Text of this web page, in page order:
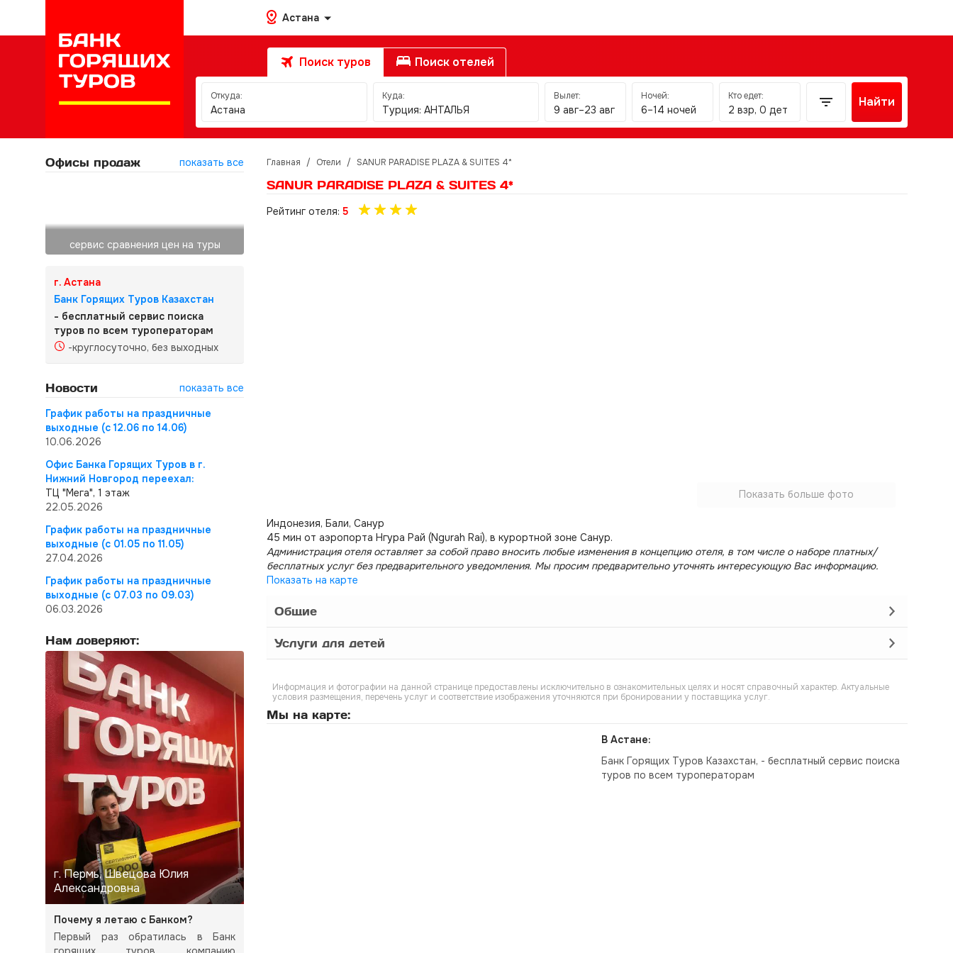
Астана
Поиск туров Поиск отелей
Откуда:
Астана
Куда:
Турция: АНТАЛЬЯ
Вылет:
9 авг–23 авг
Ночей:
6–14 ночей
Кто едет:
2 взр, 0 дет
Найти
Офисы продаж показать все
сервис сравнения цен на туры
г. Астана
Банк Горящих Туров Казахстан
- бесплатный сервис поиска
туров по всем туроператорам
-круглосуточно, без выходных
Новости
показать все
График работы на праздничные
выходные (с 12.06 по 14.06)
10.06.2026
Офис Банка Горящих Туров в г.
Нижний Новгород переехал:
ТЦ "Мега", 1 этаж
22.05.2026
График работы на праздничные
выходные (с 01.05 по 11.05)
27.04.2026
График работы на праздничные
выходные (с 07.03 по 09.03)
06.03.2026
Нам доверяют:
г. Пермь, Швецова Юлия
Александровна
Почему я летаю с Банком?
Первый раз обратилась в Банк
Главная / Отели / SANUR PARADISE PLAZA & SUITES 4*
SANUR PARADISE PLAZA & SUITES 4*
Рейтинг отеля: 5
Показать больше фото
Индонезия, Бали, Санур
45 мин от аэропорта Нгура Рай (Ngurah Rai), в курортной зоне Санур.
Администрация отеля оставляет за собой право вносить любые изменения в концепцию отеля, в том числе о наборе платных/
бесплатных услуг без предварительного уведомления. Мы просим предварительно уточнять интересующую Вас информацию.
Показать на карте
Общие
Услуги для детей
Информация и фотографии на данной странице предоставлены исключительно в ознакомительных целях и носят справочный характер. Актуальные
условия размещения, перечень услуг и соответствие изображения уточняются при бронировании у поставщика услуг.
Мы на карте:
В Астане:
Банк Горящих Туров Казахстан, - бесплатный сервис поиска
туров по всем туроператорам